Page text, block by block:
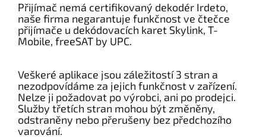
Přijímač nemá certifikovaný dekodér Irdeto,
naše firma negarantuje funkčnost ve čtečce
přijímače u dekódovacích karet Skylink, T-
Mobile, freeSAT by UPC.
Veškeré aplikace jsou záležitostí 3 stran a
nezodpovídáme za jejich funkčnost v zařízení.
Nelze ji požadovat po výrobci, ani po prodejci.
Služby třetích stran mohou být změněny,
odstraněny nebo přerušeny bez předchozího
varování.